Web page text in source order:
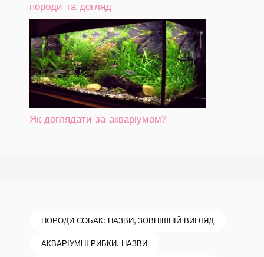
породи та догляд
Як доглядати за акваріумом?
ПОРОДИ СОБАК: НАЗВИ, ЗОВНІШНІЙ ВИГЛЯД
АКВАРІУМНІ РИБКИ. НАЗВИ